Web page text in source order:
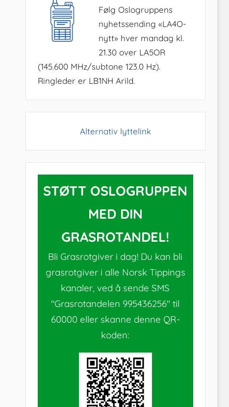
Følg Oslogruppens
nyhetssending «LA4O-
nytt» hver mandag kl.
21.30 over LA5OR
(145.600 MHz/subtone 123.0 Hz).
Ringleder er LB1NH Arild.
Alternativ lyttelink
STØTT OSLOGRUPPEN
MED DIN
GRASROTANDEL!
Bli Grasrotgiver i dag! Du kan bli
grasrotgiver i alle Norsk Tippings
kanaler, ved å sende SMS
"Grasrotandelen 995436256" til
60000 eller skanne denne QR-
koden: